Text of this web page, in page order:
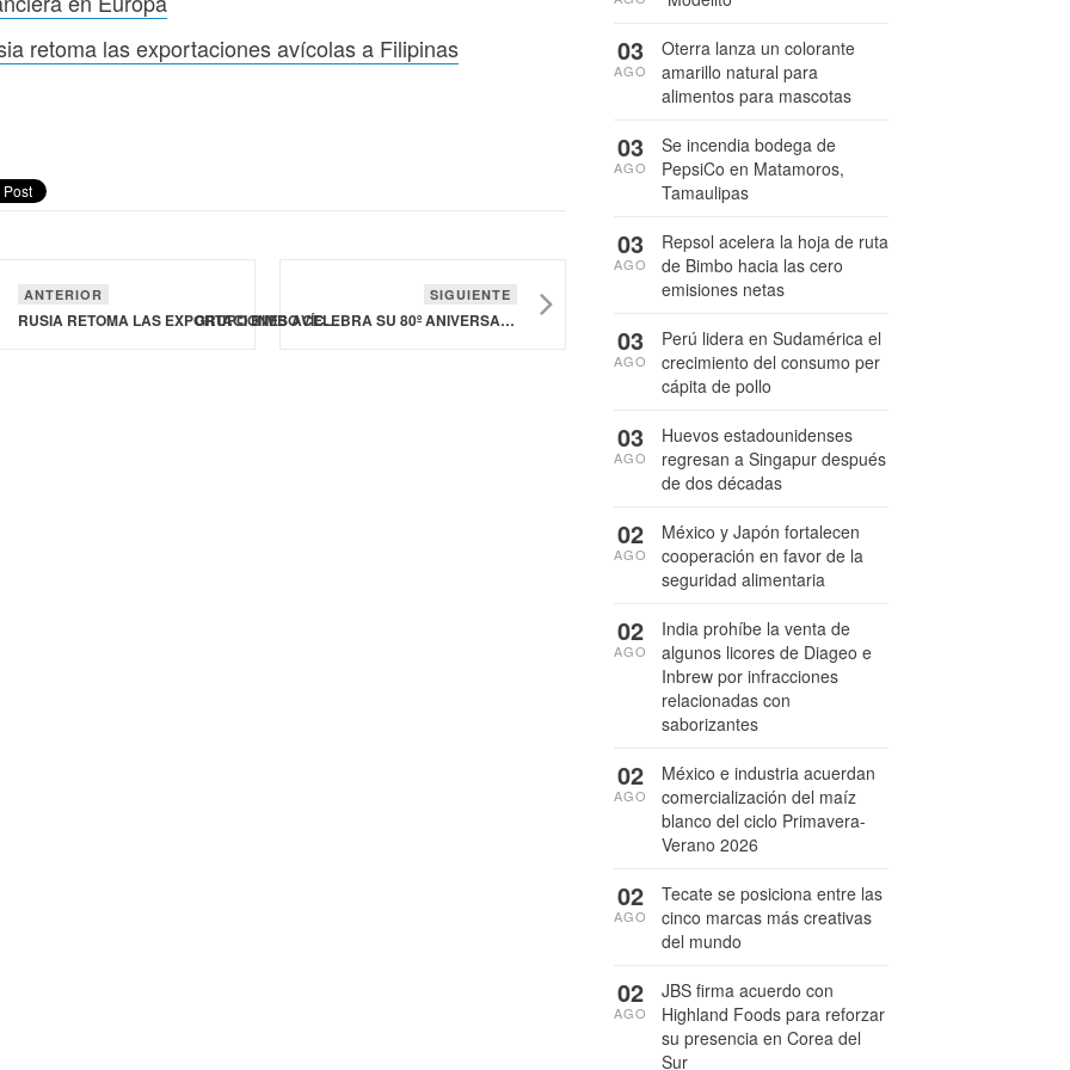
retoma las exportaciones avícolas a Filipinas
ANTERIOR
RUSIA RETOMA LAS EXPORTACIONES AVÍCOLAS A FILIPINAS
SIGUIENTE
GRUPO BIMBO CELEBRA SU 80º ANIVERSARIO CON LA APERTURA DE SU MUSEO INTERACTIVO
Oterra lanza un colorante
amarillo natural para
alimentos para mascotas
03
AGO
Se incendia bodega de
PepsiCo en Matamoros,
Tamaulipas
03
AGO
Repsol acelera la hoja de ruta
de Bimbo hacia las cero
emisiones netas
03
AGO
Perú lidera en Sudamérica el
crecimiento del consumo per
cápita de pollo
03
AGO
Huevos estadounidenses
regresan a Singapur después
de dos décadas
03
AGO
México y Japón fortalecen
cooperación en favor de la
seguridad alimentaria
02
AGO
India prohíbe la venta de
algunos licores de Diageo e
Inbrew por infracciones
relacionadas con
saborizantes
02
AGO
México e industria acuerdan
comercialización del maíz
blanco del ciclo Primavera-
Verano 2026
02
AGO
Tecate se posiciona entre las
cinco marcas más creativas
del mundo
02
AGO
JBS firma acuerdo con
Highland Foods para reforzar
su presencia en Corea del
Sur
02
AGO